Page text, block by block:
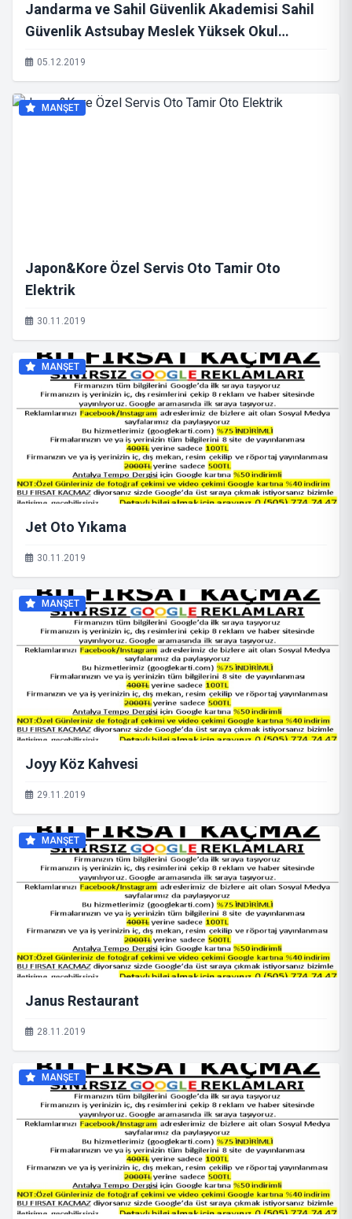
Jandarma ve Sahil Güvenlik Akademisi Sahil
Güvenlik Astsubay Meslek Yüksek Okul
Müdürlüğü'ne Nasıl Gidilir?
05.12.2019
MANŞET
Japon&Kore Özel Servis Oto Tamir Oto
Elektrik
30.11.2019
MANŞET
Jet Oto Yıkama
30.11.2019
MANŞET
Joyy Köz Kahvesi
29.11.2019
MANŞET
Janus Restaurant
28.11.2019
MANŞET